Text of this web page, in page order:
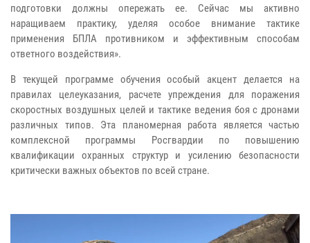
подготовки должны опережать ее. Сейчас мы активно
наращиваем практику, уделяя особое внимание тактике
применения БПЛА противником и эффективным способам
ответного воздействия».
В текущей программе обучения особый акцент делается на
правилах целеуказания, расчете упреждения для поражения
скоростных воздушных целей и тактике ведения боя с дронами
различных типов. Эта планомерная работа является частью
комплексной программы Росгвардии по повышению
квалификации охранных структур и усилению безопасности
критически важных объектов по всей стране.